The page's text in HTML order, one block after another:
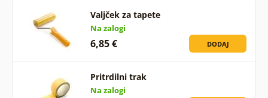
Valjček za tapete
Na zalogi
6,85 € DODAJ
Pritrdilni trak
Na zalogi